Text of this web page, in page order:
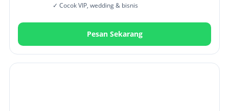
✓ Cocok VIP, wedding & bisnis
Pesan Sekarang